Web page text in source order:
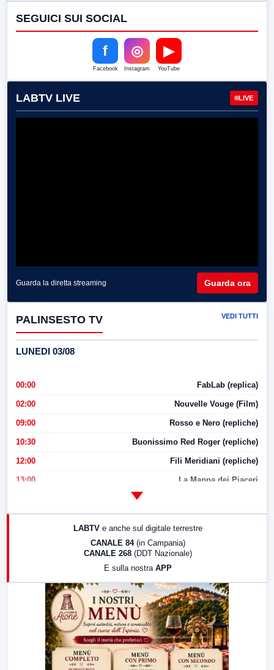
SEGUICI SUI SOCIAL
f
Facebook
◎
Instagram
▶
YouTube
LABTV LIVE LIVE
Guarda la diretta streaming Guarda ora
PALINSESTO TV VEDI TUTTI
LUNEDI 03/08
00:00 FabLab (replica)
02:00 Nouvelle Vouge (Film)
09:00 Rosso e Nero (repliche)
10:30 Buonissimo Red Roger (repliche)
12:00 Fili Meridiani (repliche)
13:00 La Mappa dei Piaceri
LabNews (replica)
LABTV e anche sul digitale terrestre
CANALE 84 (in Campania)
CANALE 268 (DDT Nazionale)
E sulla nostra APP